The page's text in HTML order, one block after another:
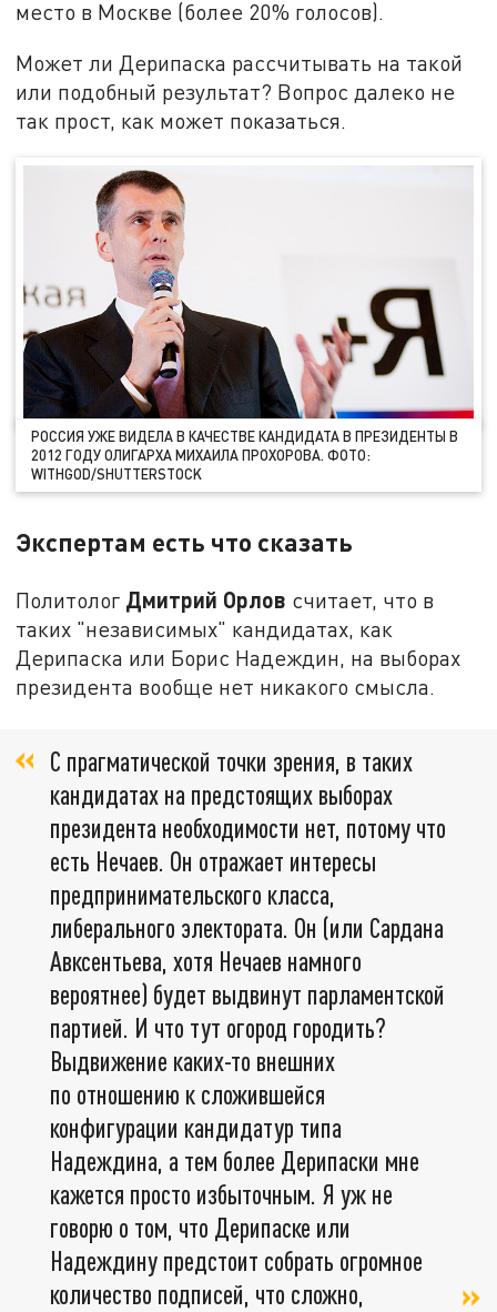
место в Москве (более 20% голосов).
Может ли Дерипаска рассчитывать на такой
или подобный результат? Вопрос далеко не
так прост, как может показаться.
РОССИЯ УЖЕ ВИДЕЛА В КАЧЕСТВЕ КАНДИДАТА В ПРЕЗИДЕНТЫ В
2012 ГОДУ ОЛИГАРХА МИХАИЛА ПРОХОРОВА. ФОТО:
WITHGOD/SHUTTERSTOCK
Экспертам есть что сказать
Политолог Дмитрий Орлов считает, что в
таких "независимых" кандидатах, как
Дерипаска или Борис Надеждин, на выборах
президента вообще нет никакого смысла.
С прагматической точки зрения, в таких
кандидатах на предстоящих выборах
президента необходимости нет, потому что
есть Нечаев. Он отражает интересы
предпринимательского класса,
либерального электората. Он (или Сардана
Авксентьева, хотя Нечаев намного
вероятнее) будет выдвинут парламентской
партией. И что тут огород городить?
Выдвижение каких-то внешних
по отношению к сложившейся
конфигурации кандидатур типа
Надеждина, а тем более Дерипаски мне
кажется просто избыточным. Я уж не
говорю о том, что Дерипаске или
Надеждину предстоит собрать огромное
количество подписей, что сложно,